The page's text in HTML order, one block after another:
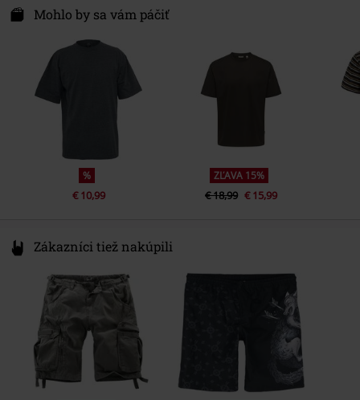
Dr.-Robert-Murjahn-Str. 7
64372 Ober-Ramstadt
service@urbanclassics.com
Mohlo by sa vám páčiť
%
€ 10,99
ZĽAVA 15%
€ 18,99 € 15,99
Zákazníci tiež nakúpili